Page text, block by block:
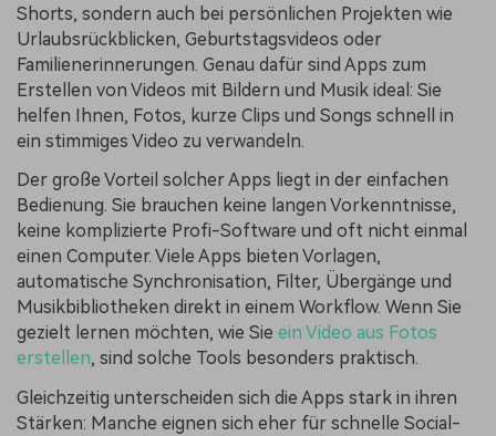
Shorts, sondern auch bei persönlichen Projekten wie
Urlaubsrückblicken, Geburtstagsvideos oder
Familienerinnerungen. Genau dafür sind Apps zum
Erstellen von Videos mit Bildern und Musik ideal: Sie
helfen Ihnen, Fotos, kurze Clips und Songs schnell in
ein stimmiges Video zu verwandeln.
Der große Vorteil solcher Apps liegt in der einfachen
Bedienung. Sie brauchen keine langen Vorkenntnisse,
keine komplizierte Profi-Software und oft nicht einmal
einen Computer. Viele Apps bieten Vorlagen,
automatische Synchronisation, Filter, Übergänge und
Musikbibliotheken direkt in einem Workflow. Wenn Sie
gezielt lernen möchten, wie Sie ein Video aus Fotos
erstellen, sind solche Tools besonders praktisch.
Gleichzeitig unterscheiden sich die Apps stark in ihren
Stärken: Manche eignen sich eher für schnelle Social-